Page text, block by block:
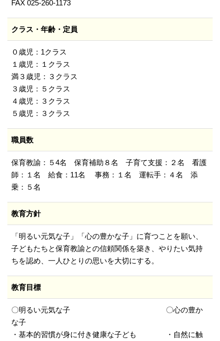
FAX 025-260-1173
クラス・年齢・定員
０歳児：1クラス
１歳児：１クラス
満３歳児：３クラス
３歳児：５クラス
４歳児：３クラス
５歳児：３クラス
職員数
保育教諭：５4名 保育補助８名 子育て支援：２名 看護
師：１名 給食：11名 事務：１名 運転手：４名 添
乗：５名
教育方針
「明るい元気な子」「心の豊かな子」に育つことを願い、
子どもたちと保育教諭との信頼関係を築き、やりたい気持
ちを認め、一人ひとりの思いを大切にする。
教育目標
〇明るい元気な子 〇心の豊か
な子
・基本的習慣が身に付き健康な子ども ・自然に触